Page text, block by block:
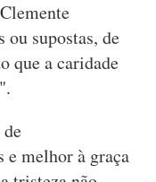
ou supostas, de
que a caridade
e melhor à graça